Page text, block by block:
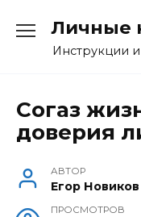
содержанию
Личные
Инструкции
Согаз
доверия
АВТОР
Егор Новиков
ПРОСМОТРОВ